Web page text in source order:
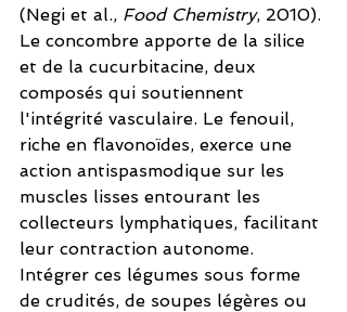
(Negi et al., Food Chemistry, 2010).
Le concombre apporte de la silice
et de la cucurbitacine, deux
composés qui soutiennent
l'intégrité vasculaire. Le fenouil,
riche en flavonoïdes, exerce une
action antispasmodique sur les
muscles lisses entourant les
collecteurs lymphatiques, facilitant
leur contraction autonome.
Intégrer ces légumes sous forme
de crudités, de soupes légères ou